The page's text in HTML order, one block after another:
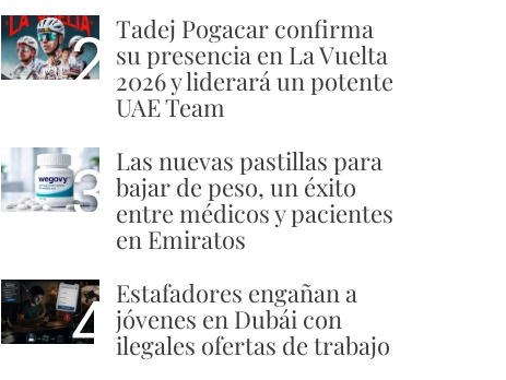
2 Tadej Pogacar confirma
su presencia en La Vuelta
2026 y liderará un potente
UAE Team
3 Las nuevas pastillas para
bajar de peso, un éxito
entre médicos y pacientes
en Emiratos
4 Estafadores engañan a
jóvenes en Dubái con
ilegales ofertas de trabajo